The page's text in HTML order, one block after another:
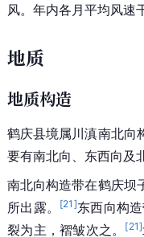
风。年内各月平均风
地质
地质构造
鹤庆县境属川滇南北向
要有南北向、东西向及
南北向构造带在鹤庆坝
所出露。
[21 ]东西向构
裂为主，褶皱次之。
[21]